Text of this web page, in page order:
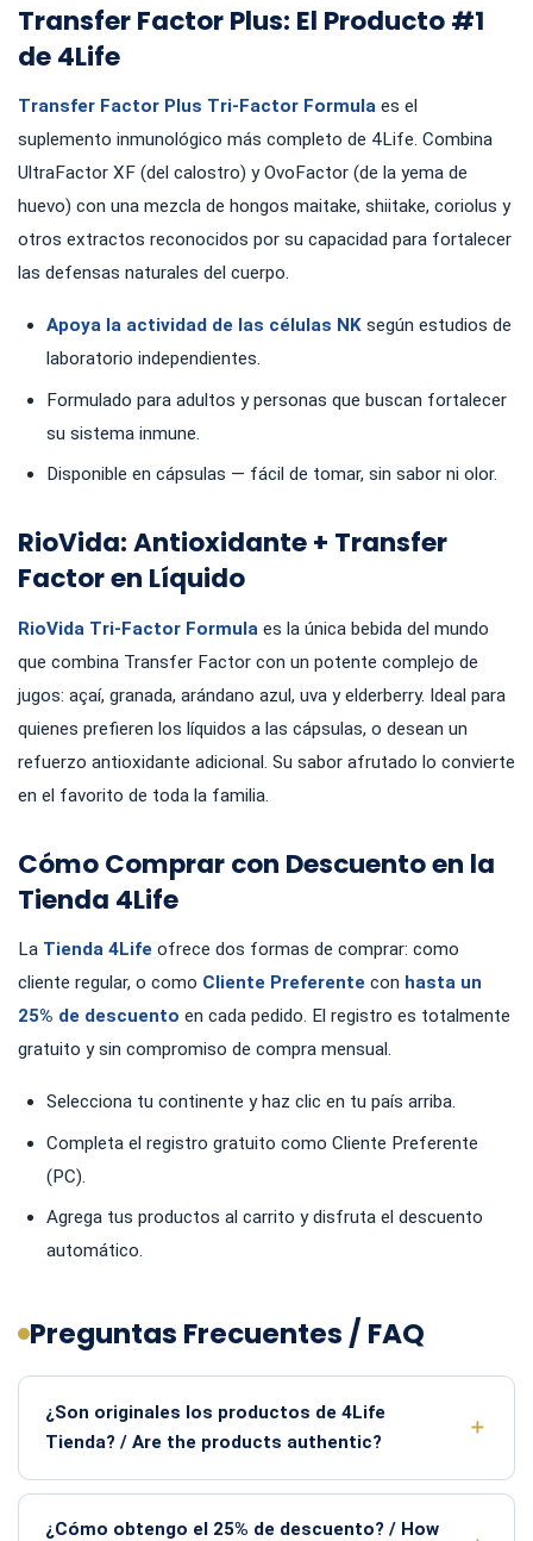
Transfer Factor Plus: El Producto #1
de 4Life
Transfer Factor Plus Tri-Factor Formula es el
suplemento inmunológico más completo de 4Life. Combina
UltraFactor XF (del calostro) y OvoFactor (de la yema de
huevo) con una mezcla de hongos maitake, shiitake, coriolus y
otros extractos reconocidos por su capacidad para fortalecer
las defensas naturales del cuerpo.
Apoya la actividad de las células NK según estudios de
laboratorio independientes.
Formulado para adultos y personas que buscan fortalecer
su sistema inmune.
Disponible en cápsulas — fácil de tomar, sin sabor ni olor.
RioVida: Antioxidante + Transfer
Factor en Líquido
RioVida Tri-Factor Formula es la única bebida del mundo
que combina Transfer Factor con un potente complejo de
jugos: açaí, granada, arándano azul, uva y elderberry. Ideal para
quienes prefieren los líquidos a las cápsulas, o desean un
refuerzo antioxidante adicional. Su sabor afrutado lo convierte
en el favorito de toda la familia.
Cómo Comprar con Descuento en la
Tienda 4Life
La Tienda 4Life ofrece dos formas de comprar: como
cliente regular, o como Cliente Preferente con hasta un
25% de descuento en cada pedido. El registro es totalmente
gratuito y sin compromiso de compra mensual.
Selecciona tu continente y haz clic en tu país arriba.
Completa el registro gratuito como Cliente Preferente
(PC).
Agrega tus productos al carrito y disfruta el descuento
automático.
Preguntas Frecuentes / FAQ
¿Son originales los productos de 4Life
Tienda? / Are the products authentic?
¿Cómo obtengo el 25% de descuento? / How